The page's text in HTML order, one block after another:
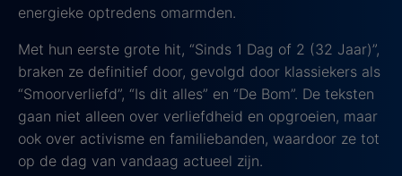
energieke optredens omarmden.
Met hun eerste grote hit, “Sinds 1 Dag of 2 (32 Jaar)”,
braken ze definitief door, gevolgd door klassiekers als
“Smoorverliefd”, “Is dit alles” en “De Bom”. De teksten
gaan niet alleen over verliefdheid en opgroeien, maar
ook over activisme en familiebanden, waardoor ze tot
op de dag van vandaag actueel zijn.